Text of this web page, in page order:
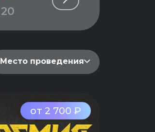
20 21 22
Место проведения
от 2 700 ₽